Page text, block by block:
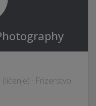
· Frizerstvo